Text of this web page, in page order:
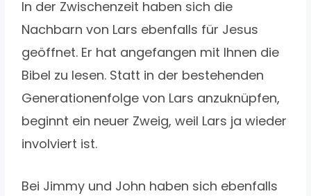
In der Zwischenzeit haben sich die
Nachbarn von Lars ebenfalls für Jesus
geöffnet. Er hat angefangen mit Ihnen die
Bibel zu lesen. Statt in der bestehenden
Generationenfolge von Lars anzuknüpfen,
beginnt ein neuer Zweig, weil Lars ja wieder
involviert ist.
Bei Jimmy und John haben sich ebenfalls